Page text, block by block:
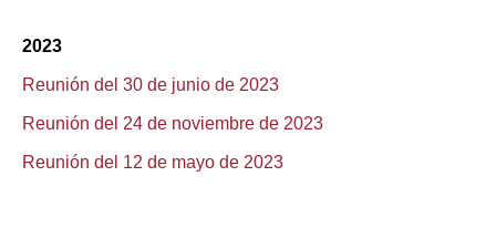
2023
Reunión del 30 de junio de 2023
Reunión del 24 de noviembre de 2023
Reunión del 12 de mayo de 2023